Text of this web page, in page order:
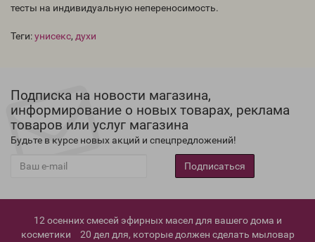
тесты на индивидуальную непереносимость.
Теги:унисекс, духи
Подписка на новости магазина,
информирование о новых товарах, реклама
товаров или услуг магазина
Будьте в курсе новых акций и спецпредложений!
Подписаться
12 осенних смесей эфирных масел для вашего дома и
косметики
20 дел для, которые должен сделать мыловар